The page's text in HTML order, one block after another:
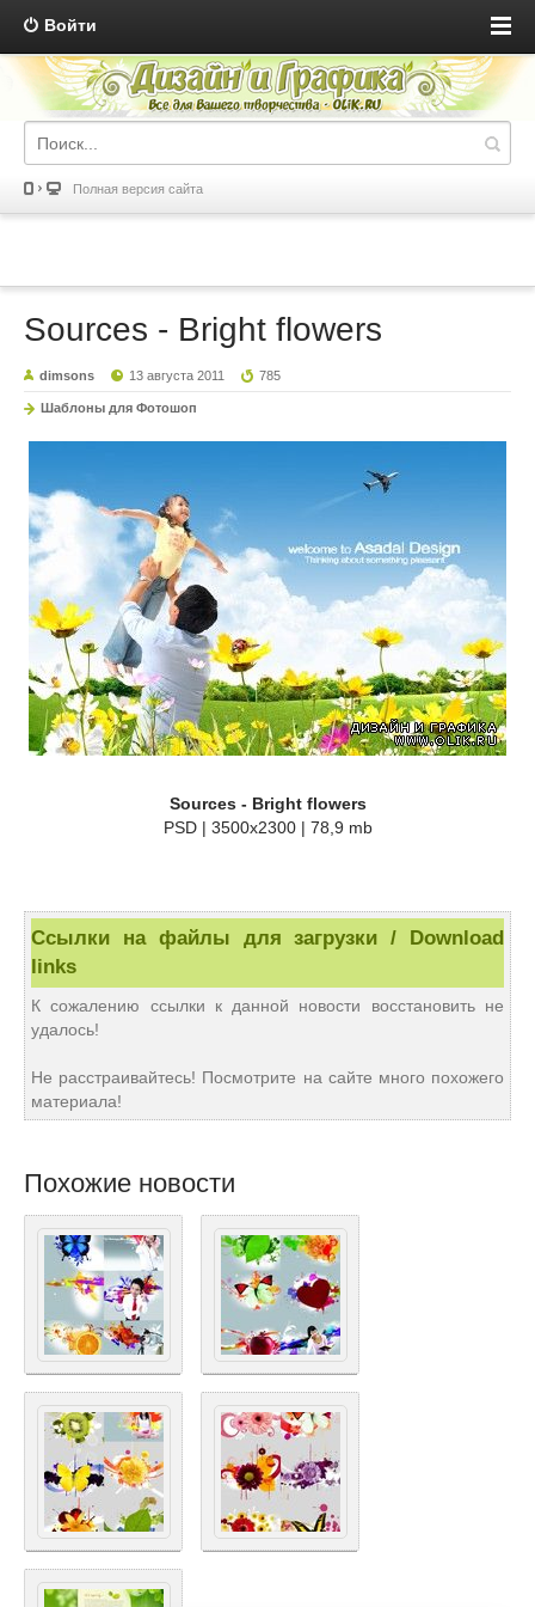
Войти
Полная версия сайта
Sources - Bright flowers
dimsons 13 августа 2011 785
Шаблоны для Фотошоп
Sources - Bright flowers
PSD | 3500x2300 | 78,9 mb
Ссылки на файлы для загрузки / Download
links
К сожалению ссылки к данной новости восстановить не
удалось!
Не расстраивайтесь! Посмотрите на сайте много похожего
материала!
Похожие новости